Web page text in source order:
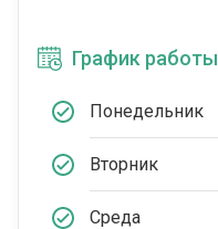
График работы
Понедельник
Вторник
Среда